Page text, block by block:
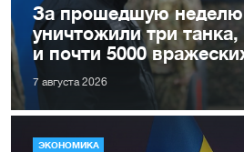
За прошедшую
уничтожили три танка,
и почти 5000
7 августа 2026
ЭКОНОМИКА